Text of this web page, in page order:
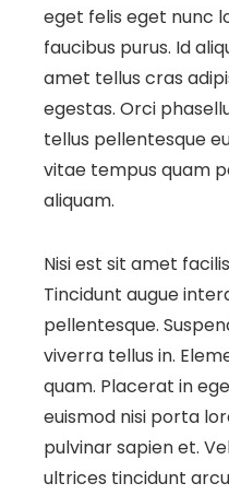
eget felis eget nunc
faucibus purus. Id
amet tellus cras
egestas. Orci
tellus pellentesque
vitae tempus quam
aliquam.
Nisi est sit amet
Tincidunt augue
pellentesque.
viverra tellus in.
quam. Placerat in
euismod nisi porta
pulvinar sapien et.
ultrices tincidunt